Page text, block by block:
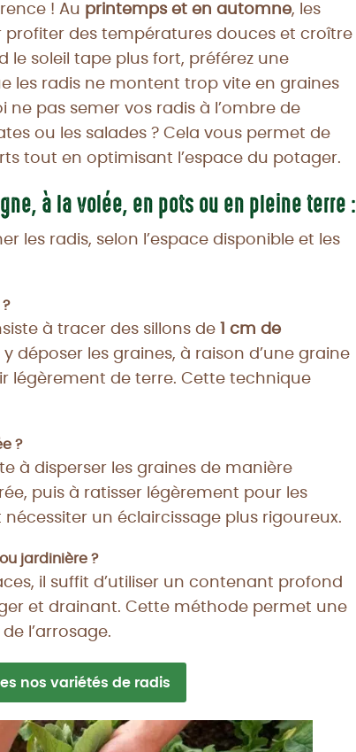
! Au printemps et en automne, les
profiter des températures douces et croître
le soleil tape plus fort, préférez une
les radis ne montent trop vite en graines
pas semer vos radis à l’ombre de
ou les salades ? Cela vous permet de
tout en optimisant l’espace du potager.
à la volée, en pots ou en pleine terre :
les radis, selon l’espace disponible et les
à tracer des sillons de
1 cm de
y déposer les graines, à raison d’une graine
légèrement de terre. Cette technique
?
à disperser les graines de manière
puis à ratisser légèrement pour les
un éclaircissage plus rigoureux.
jardinière ?
il suffit d’utiliser un contenant profond
et drainant. Cette méthode permet une
l’arrosage.
nos variétés de radis